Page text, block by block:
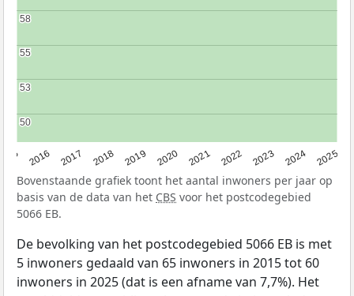
2016 2017 2018 2019 2020 2021 2022 2023 2024 2025
50
50
53
53
55
55
58
58
Bovenstaande grafiek toont het aantal inwoners per jaar op
basis van de data van het CBS voor het postcodegebied
5066 EB.
De bevolking van het postcodegebied 5066 EB is met
5 inwoners gedaald van 65 inwoners in 2015 tot 60
inwoners in 2025 (dat is een afname van 7,7%). Het